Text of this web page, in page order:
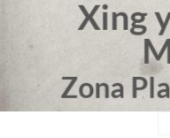
Xing
Zona